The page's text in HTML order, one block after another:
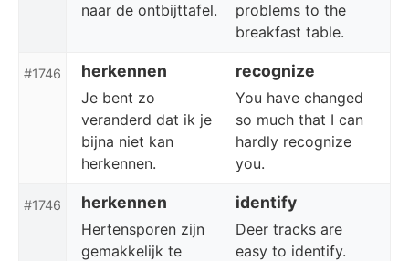
naar de ontbijttafel.
problems to the
breakfast table.
#1746 herkennen recognize
Je bent zo
veranderd dat ik je
bijna niet kan
herkennen.
You have changed
so much that I can
hardly recognize
you.
#1746 herkennen identify
Hertensporen zijn
gemakkelijk te
Deer tracks are
easy to identify.